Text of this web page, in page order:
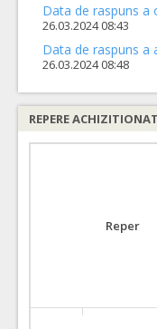
Data de raspuns a
26.03.2024 08:43
Data de raspuns
26.03.2024 08:48
REPERE
Reper